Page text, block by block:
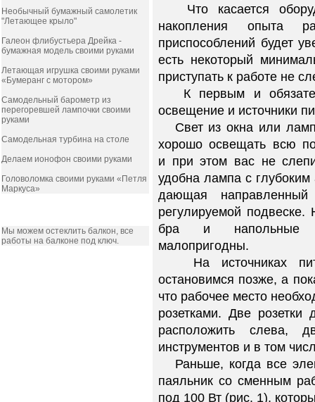
Необычный бумажный самолетик
"Летающее крыло"
Галеон флибустьера Дрейка -
бумажная модель своими руками
Летающая игрушка своими руками
«Бумеранг с мотором»
Самодельный барометр из
перегоревшей лампочки своими
руками
Самодельная турбина на столе
Делаем ионофон своими руками
Головоломка своими руками «Петля
Маркуса»
Мы можем остеклить балкон, все
работы на балконе под ключ.
Что касается
накопления опыта
приспособлений будет
есть некоторый
приступать к работе не
К первым и
освещение и источники
Свет из окна или
хорошо освещать всю
и при этом вас не
удобна лампа с
дающая
регулируемой подвеске.
бра и напольные
малопригодны.
На источниках
остановимся позже, а
что рабочее место
розетками. Две розетки
расположить слева,
инструментов и в том
Раньше, когда все
паяльник со сменным
под 100 Вт (рис. 1),